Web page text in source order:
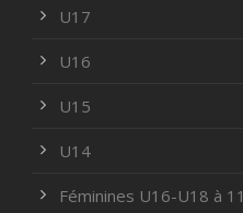
U17
U16
U15
U14
Féminines U16-U18 à 11